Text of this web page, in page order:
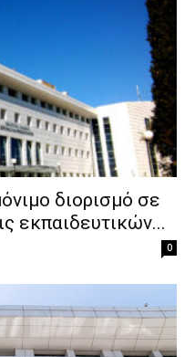
διορισμό σε
εκπαιδευτικών...
0